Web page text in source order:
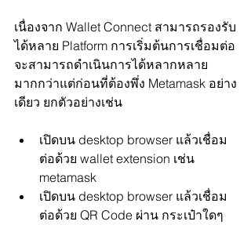
เนื่องจาก Wallet Connect สามารถรองรับ
ได้หลาย Platform การเริ่มต้นการเชื่อมต่อ
จะสามารถดำเนินการได้หลากหลาย
มากกว่าแต่ก่อนที่ต้องพึ่ง Metamask อย่าง
เดียว ยกตัวอย่างเช่น
เปิดบน desktop browser แล้วเชื่อม
ต่อด้วย wallet extension เช่น
metamask
เปิดบน desktop browser แล้วเชื่อม
ต่อด้วย QR Code ผ่าน กระเป๋าใดๆ